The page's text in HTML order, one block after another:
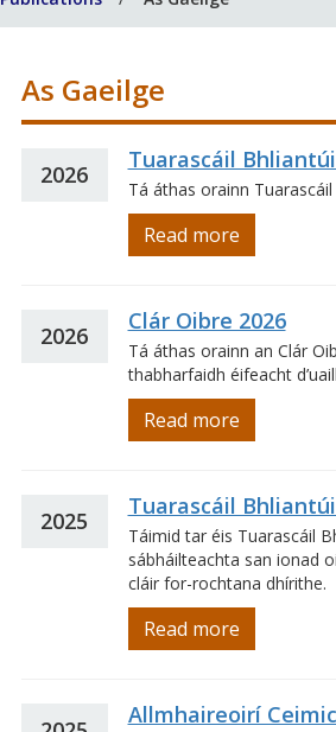
As Gaeilge
2026
Tuarascáil
Tá áthas orainn
Read more
2026
Clár Oibre 2026
Tá áthas orainn an Clár
thabharfaidh éifeacht
Read more
2025
Tuarascáil
Táimid tar éis Tuarascáil
sábháilteachta san ionad
cláir for-rochtana dhírithe.
Read more
Allmhaireoirí